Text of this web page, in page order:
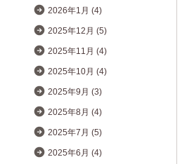
2026年1月 (4)
2025年12月 (5)
2025年11月 (4)
2025年10月 (4)
2025年9月 (3)
2025年8月 (4)
2025年7月 (5)
2025年6月 (4)